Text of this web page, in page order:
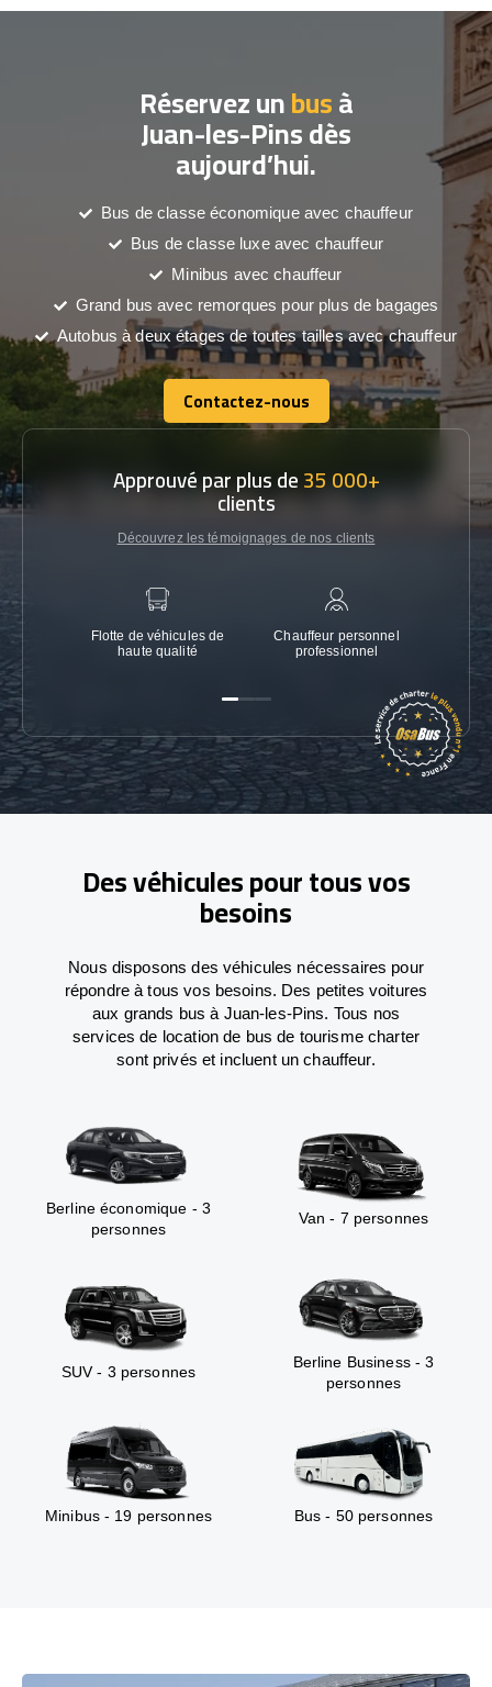
Réservez unbusà
Juan-les-Pins dès
aujourd’hui.
Bus de classe économique avec chauffeur
Bus de classe luxe avec chauffeur
Minibus avec chauffeur
Grand bus avec remorques pour plus de bagages
Autobus à deux étages de toutes tailles avec chauffeur
Contactez-nous
Contactez-nous
Approuvé par plus de35 000+
clients
Découvrez les témoignages de nos clients
Flotte de véhicules de
haute qualité
Chauffeur personnel
professionnel
Des véhicules pour tous vos
besoins
Nous disposons des véhicules nécessaires pour
répondre à tous vos besoins. Des petites voitures
aux grands bus à Juan-les-Pins. Tous nos
services de location de bus de tourisme charter
sont privés et incluent un chauffeur.
Berline économique - 3
personnes
Van - 7 personnes
SUV - 3 personnes
Berline Business - 3
personnes
Minibus - 19 personnes Bus - 50 personnes